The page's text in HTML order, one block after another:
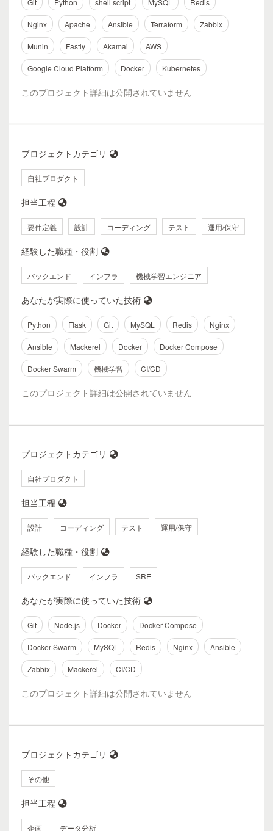
Git Python shell script MySQL Redis
Nginx Apache Ansible Terraform Zabbix
Munin Fastly Akamai AWS
Google Cloud Platform Docker Kubernetes
このプロジェクト詳細は公開されていません
プロジェクトカテゴリ
自社プロダクト
担当工程
要件定義 設計 コーディング テスト 運用/保守
経験した職種・役割
バックエンド インフラ 機械学習エンジニア
あなたが実際に使っていた技術
Python Flask Git MySQL Redis Nginx
Ansible Mackerel Docker Docker Compose
Docker Swarm 機械学習 CI/CD
このプロジェクト詳細は公開されていません
プロジェクトカテゴリ
自社プロダクト
担当工程
設計 コーディング テスト 運用/保守
経験した職種・役割
バックエンド インフラ SRE
あなたが実際に使っていた技術
Git Node.js Docker Docker Compose
Docker Swarm MySQL Redis Nginx Ansible
Zabbix Mackerel CI/CD
このプロジェクト詳細は公開されていません
プロジェクトカテゴリ
その他
担当工程
企画 データ分析